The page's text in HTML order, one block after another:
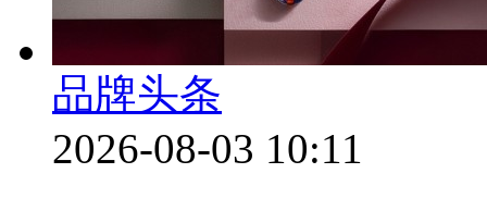
品牌头条
2026-08-03 10:11